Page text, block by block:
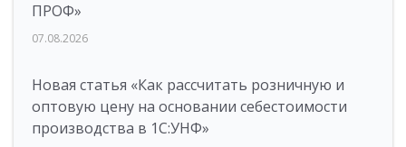
ПРОФ»
07.08.2026
Новая статья «Как рассчитать розничную и
оптовую цену на основании себестоимости
производства в 1С:УНФ»